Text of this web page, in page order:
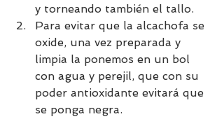
y torneando también el tallo.
Para evitar que la alcachofa se
oxide, una vez preparada y
limpia la ponemos en un bol
con agua y perejil, que con su
poder antioxidante evitará que
se ponga negra.